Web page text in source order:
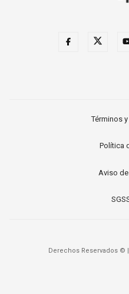
Términos
Política
Aviso
Derechos Reservados © |